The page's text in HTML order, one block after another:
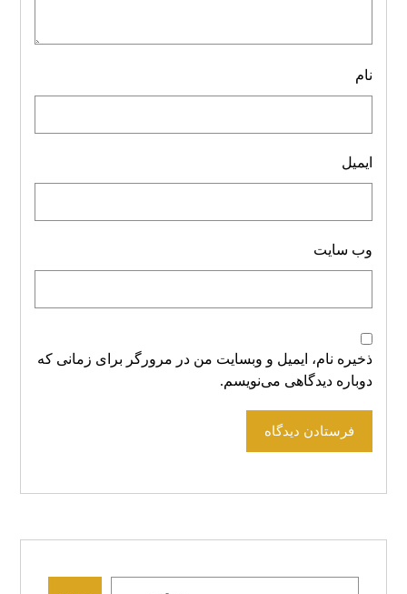
نام
ایمیل
وب‌ سایت
ذخیره نام، ایمیل و وبسایت من در مرورگر برای زمانی که
دوباره دیدگاهی می‌نویسم.
فرستادن دیدگاه